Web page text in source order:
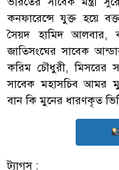
কনফারেন্সে যুক্ত হয়ে
সৈয়দ হামিদ আলবার,
জাতিসংঘের সাবেক
করিম চৌধুরী, মিসরের
সাবেক মহাসচিব আমর
বান কি মুনের ধারণকৃত
ট্যাগস :